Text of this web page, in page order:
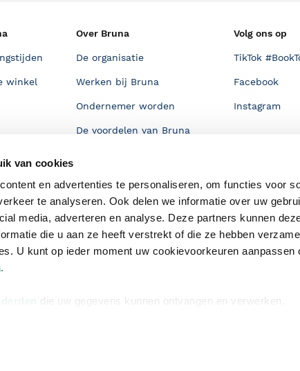
van cookies
en advertenties te personaliseren, om functies voor
te analyseren. Ook delen we informatie over uw
media, adverteren en analyse. Deze partners kunnen
die u aan ze heeft verstrekt of die ze hebben
U kunt op ieder moment uw cookievoorkeuren aanpassen
.
die uw gegevens kunnen ontvangen en verwerken.
winkel
Over Bruna
De organisatie
Werken bij Bruna
Ondernemer worden
De voordelen van Bruna
Discriminerende boeken
Volg ons op
TikTok
Facebook
Instagram